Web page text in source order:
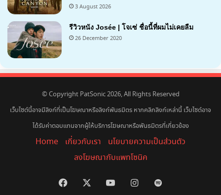
7.1
3 August 2026
7.2
รีวิวหนัง Josée | โจเซ่ ชื่อนี้ที่ผมไม่เคยลืม
26 December 2020
© Copyright PatSonic 2026, All Rights Reserved
เว็บไซต์นี้อาจมีลิงก์ที่เป็นโฆษณาหรือลิงก์พันธมิตร หากคลิกลิงก์เหล่านี้ เว็บไซต์อาจ
ได้รับค่าตอบแทนจากผู้ให้บริการโฆษณาหรือพันธมิตรที่เกี่ยวข้อง
Home เกี่ยวกับเรา
นโยบายความเป็นส่วนตัว
ลงโฆษณากับแพทโซนิค
Facebook YouTubeInstagram
Spotify